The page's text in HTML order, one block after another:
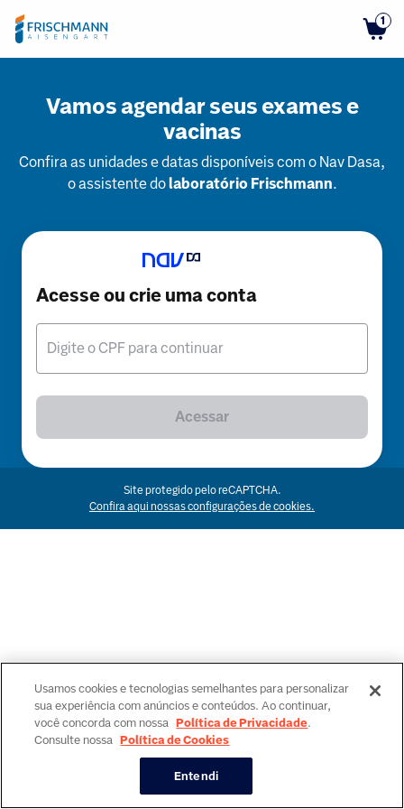
1
Vamos agendar seus exames e
vacinas
Confira as unidades e datas disponíveis com o Nav Dasa,
o assistente dolaboratório Frischmann.
Acesse ou crie uma conta
Digite o CPF para continuar
Acessar
Site protegido pelo reCAPTCHA.
Confira aqui nossas configurações de cookies.
Usamos cookies e tecnologias semelhantes para personalizar
sua experiência com anúncios e conteúdos. Ao continuar,
você concorda com nossa Política de Privacidade.
Consulte nossa Política de Cookies
Entendi